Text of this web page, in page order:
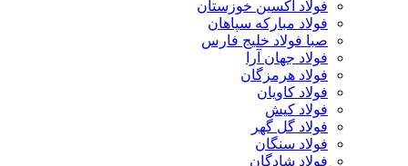
فولاد اکسین خوزستان
فولاد مبارکه سپاهان
صبا فولاد خلیج فارس
فولاد جهان آرا
فولاد هرمزگان
فولاد کاویان
فولاد کیش
فولاد گل گهر
فولاد سنگان
فولاد شادگان